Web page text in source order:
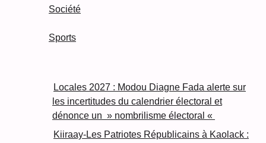
Société
Sports
Locales 2027 : Modou Diagne Fada alerte sur
les incertitudes du calendrier électoral et
dénonce un » nombrilisme électoral «
Kiiraay-Les Patriotes Républicains à Kaolack :